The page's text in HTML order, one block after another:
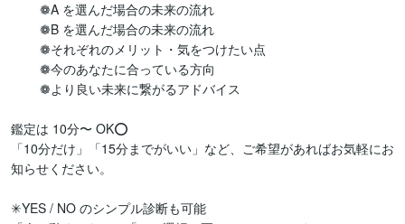
鑑定は 10分〜 OK⭕️
「10分だけ」「15分までがいい」など、ご希望があればお気軽にお
知らせください。
✳YES / NO のシンプル診断も可能